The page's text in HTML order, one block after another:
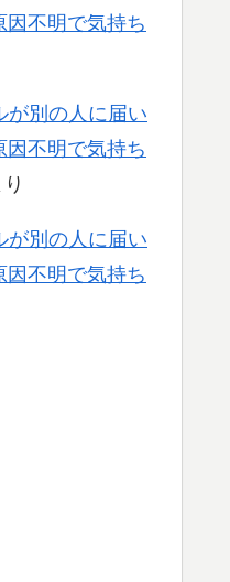
因不明で気持ち
が別の人に届い
因不明で気持ち
が別の人に届い
因不明で気持ち